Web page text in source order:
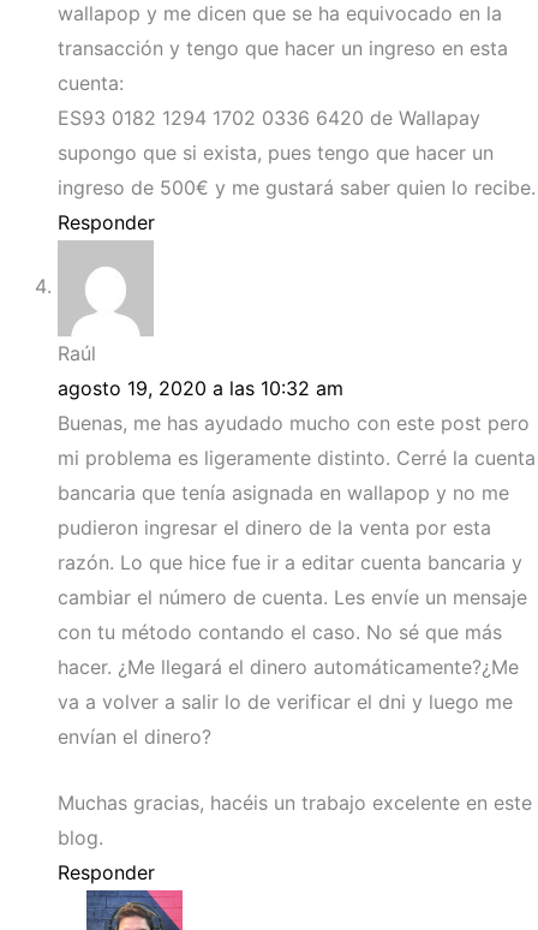
wallapop y me dicen que se ha equivocado en la
transacción y tengo que hacer un ingreso en esta
cuenta:
ES93 0182 1294 1702 0336 6420 de Wallapay
supongo que si exista, pues tengo que hacer un
ingreso de 500€ y me gustará saber quien lo recibe.
Responder
Raúl
agosto 19, 2020 a las 10:32 am
Buenas, me has ayudado mucho con este post pero
mi problema es ligeramente distinto. Cerré la cuenta
bancaria que tenía asignada en wallapop y no me
pudieron ingresar el dinero de la venta por esta
razón. Lo que hice fue ir a editar cuenta bancaria y
cambiar el número de cuenta. Les envíe un mensaje
con tu método contando el caso. No sé que más
hacer. ¿Me llegará el dinero automáticamente?¿Me
va a volver a salir lo de verificar el dni y luego me
envían el dinero?
Muchas gracias, hacéis un trabajo excelente en este
blog.
Responder